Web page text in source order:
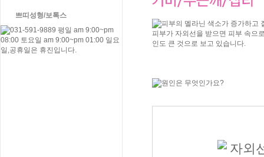
쁘띠성형/보톡스